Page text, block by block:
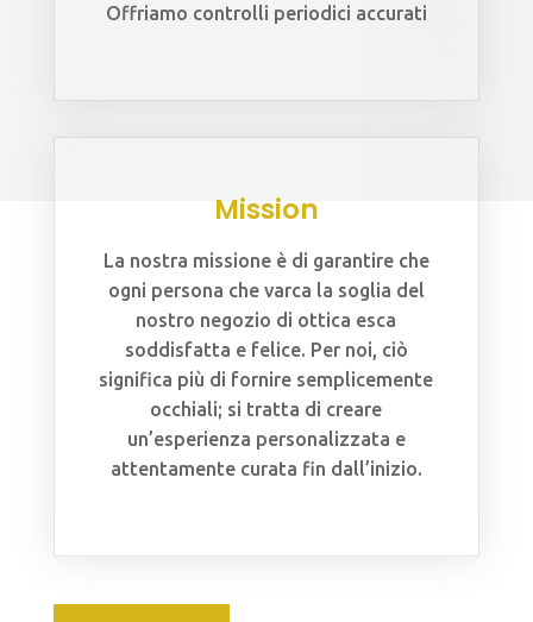
Offriamo controlli periodici accurati
Mission
La nostra missione è di garantire che
ogni persona che varca la soglia del
nostro negozio di ottica esca
soddisfatta e felice. Per noi, ciò
significa più di fornire semplicemente
occhiali; si tratta di creare
un’esperienza personalizzata e
attentamente curata fin dall’inizio.